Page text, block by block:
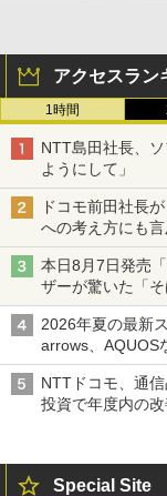
アクセスラン
1時間
NTT島田社長、
ようにして」
ドコモ前田社長
への考え方にも言
本日8月7日発売
ザーが驚いた「そ
2026年夏の最新
arrows、AQUOS
NTTドコモ、通
投資で年度内の
Special Site